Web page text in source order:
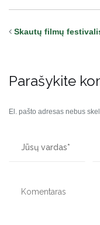
Skautų filmų
Parašykite
El. pašto adresas nebus